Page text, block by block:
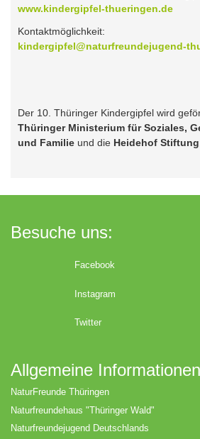
www.kindergipfel-thueringen.de
Kontaktmöglichkeit:
kindergipfel@naturfreundejugend-
Der 10. Thüringer Kindergipfel wird
Thüringer Ministerium für Soziales,
und Familie und die Heidehof Stiftung
Besuche uns:
Facebook
Instagram
Twitter
Allgemeine Informationen
NaturFreunde Thüringen
Naturfreundehaus "Thüringer Wald"
Naturfreundejugend Deutschlands